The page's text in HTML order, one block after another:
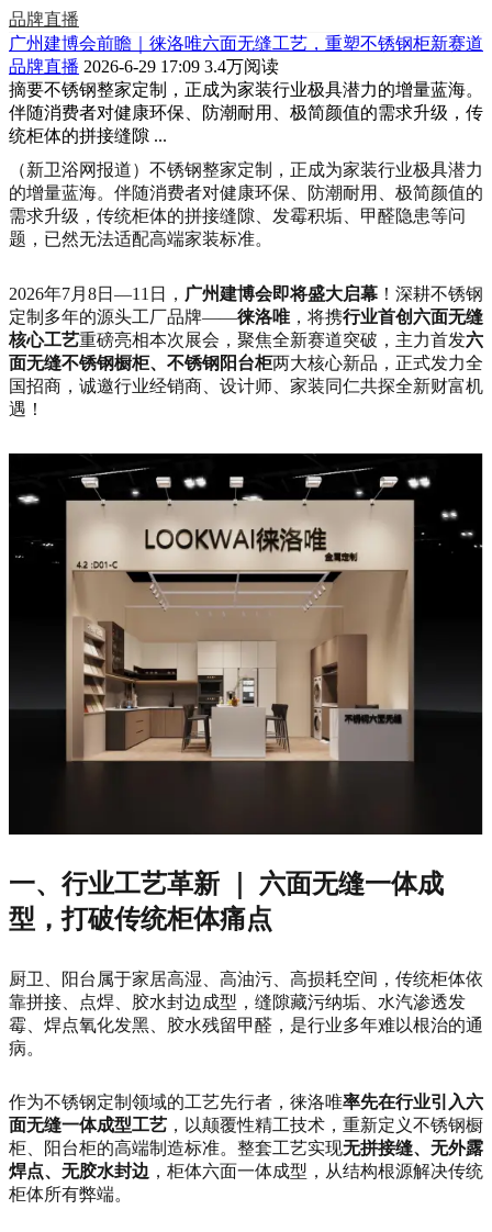
品牌直播
广州建博会前瞻｜徕洛唯六面无缝工艺，重塑不锈钢柜新赛道
品牌直播 2026-6-29 17:09 3.4万阅读
摘要不锈钢整家定制，正成为家装行业极具潜力的增量蓝海。
伴随消费者对健康环保、防潮耐用、极简颜值的需求升级，传
统柜体的拼接缝隙 ...
（新卫浴网报道）不锈钢整家定制，正成为家装行业极具潜力
的增量蓝海。伴随消费者对健康环保、防潮耐用、极简颜值的
需求升级，传统柜体的拼接缝隙、发霉积垢、甲醛隐患等问
题，已然无法适配高端家装标准。
2026年7月8日—11日， 广州建博会即将盛大启幕 ！深耕不锈钢
定制多年的源头工厂品牌——徕洛唯 ，将携行业首创六面无缝
核心工艺重磅亮相本次展会，聚焦全新赛道突破，主力首发六
面无缝不锈钢橱柜、不锈钢阳台柜两大核心新品，正式发力全
国招商，诚邀行业经销商、设计师、家装同仁共探全新财富机
遇！
一、行业工艺革新 ｜ 六面无缝一体成
型，打破传统柜体痛点
厨卫、阳台属于家居高湿、高油污、高损耗空间，传统柜体依
靠拼接、点焊、胶水封边成型，缝隙藏污纳垢、水汽渗透发
霉、焊点氧化发黑、胶水残留甲醛，是行业多年难以根治的通
病。
作为不锈钢定制领域的工艺先行者，徕洛唯率先在行业引入六
面无缝一体成型工艺 ，以颠覆性精工技术，重新定义不锈钢橱
柜、阳台柜的高端制造标准。整套工艺实现无拼接缝、无外露
焊点、无胶水封边 ，柜体六面一体成型，从结构根源解决传统
柜体所有弊端。